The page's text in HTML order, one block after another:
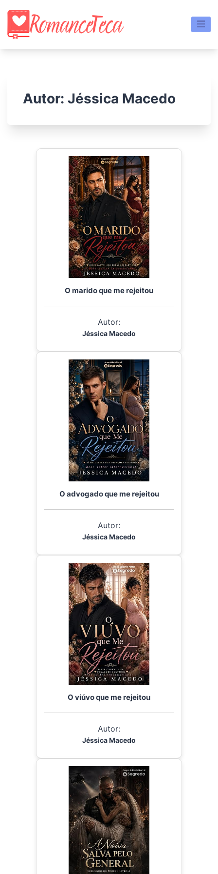
content
Autor: Jéssica Macedo
O marido que me rejeitou
Autor:
Jéssica Macedo
O advogado que me rejeitou
Autor:
Jéssica Macedo
O viúvo que me rejeitou
Autor:
Jéssica Macedo